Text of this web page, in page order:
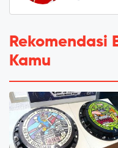
Rekomendasi
Kamu